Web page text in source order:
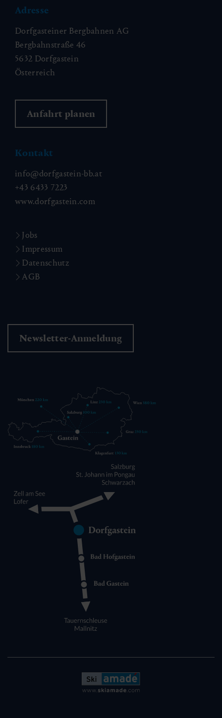
Adresse
Dorfgasteiner Bergbahnen AG
Bergbahnstraße 46
5632 Dorfgastein
Österreich
Anfahrt planen
Kontakt
info@dorfgastein-bb.at
+43 6433 7223
www.dorfgastein.com
Jobs
Impressum
Datenschutz
AGB
Newsletter-Anmeldung